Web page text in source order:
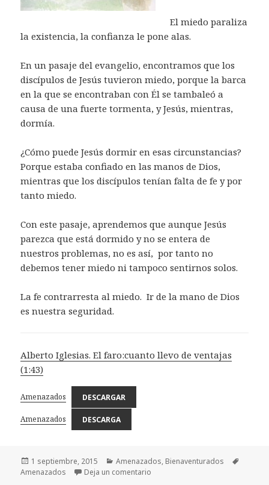
El miedo paraliza
la existencia, la confianza le pone alas.
En un pasaje del evangelio, encontramos que los
discípulos de Jesús tuvieron miedo, porque la barca
en la que se encontraban con Él se tambaleó a
causa de una fuerte tormenta, yJesús, mientras,
dormía.
¿Cómo puede Jesús dormir en esas circunstancias?
Porque estaba confiado en las manos de Dios,
mientras que los discípulos tenían falta de fe y por
tanto miedo.
Con este pasaje, aprendemos que aunque Jesús
parezca que está dormido y no se entera de
nuestros problemas, no es así, por tanto no
debemos tener miedo ni tampoco sentirnos solos.
La fe contrarresta al miedo. Ir de la mano de Dios
es nuestra seguridad.
Alberto Iglesias. El faro:cuanto llevo de ventajas
(1:43)
Amenazados DESCARGAR
Amenazados DESCARGA
Publicado
el
1 septiembre, 2015 Categorías
Amenazados, Bienaventurados
Amenazados
Deja un comentario